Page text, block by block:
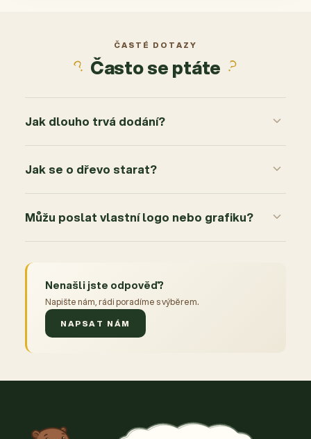
ČASTÉ DOTAZY
Často se ptáte
Jak dlouho trvá dodání?
Jak se o dřevo starat?
Můžu poslat vlastní logo nebo grafiku?
Nenašli jste odpověď?
Napište nám, rádi poradíme s výběrem.
NAPSAT NÁM